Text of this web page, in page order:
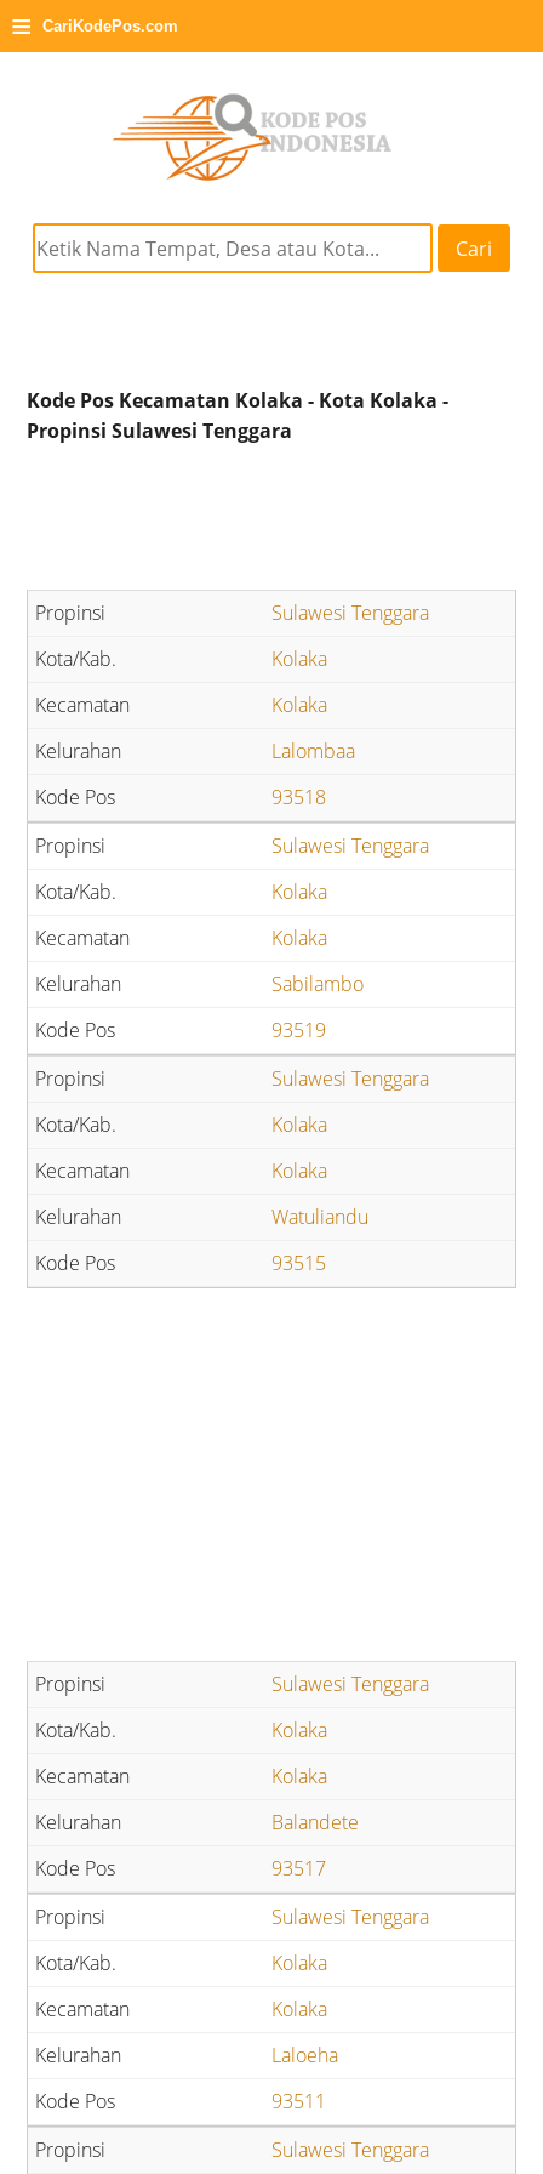
≡ CariKodePos.com
Cari
Kode Pos Kecamatan Kolaka - Kota Kolaka -
Propinsi Sulawesi Tenggara
Sulawesi Tenggara
Kolaka
Kolaka
Lalombaa
93518
Sulawesi Tenggara
Kolaka
Kolaka
Sabilambo
93519
Sulawesi Tenggara
Kolaka
Kolaka
Watuliandu
93515
Sulawesi Tenggara
Kolaka
Kolaka
Balandete
93517
Sulawesi Tenggara
Kolaka
Kolaka
Laloeha
93511
Sulawesi Tenggara